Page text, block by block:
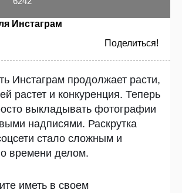
Поделиться!
Инстаграм
Инстаграм продолжает расти,
растет и конкуренция. Теперь
выкладывать фотографии
надписями. Раскрутка
стало сложным и
времени делом.
иметь в своем